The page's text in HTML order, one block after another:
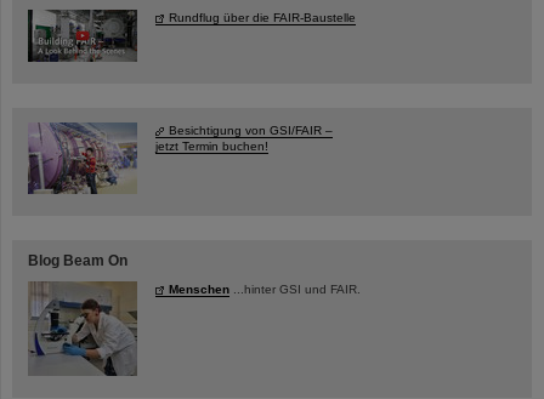
Rundflug über die FAIR-Baustelle
Besichtigung von GSI/FAIR –
jetzt Termin buchen!
Blog Beam On
Menschen ...hinter GSI und FAIR.